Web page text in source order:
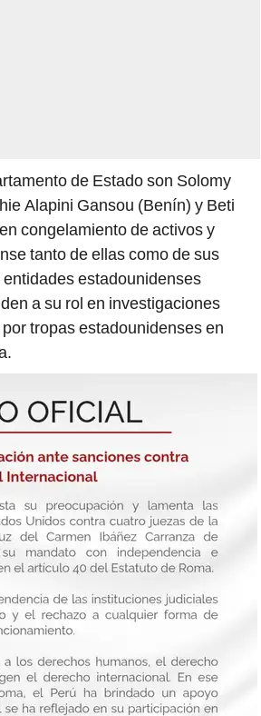
de Estado son Solomy
Alapini Gansou (Benín) y Beti
congelamiento de activos y
tanto de ellas como de sus
estadounidenses
a su rol en investigaciones
tropas estadounidenses en